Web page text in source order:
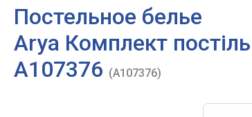
Постельное белье
Arya Комплект
A107376 (A107376)